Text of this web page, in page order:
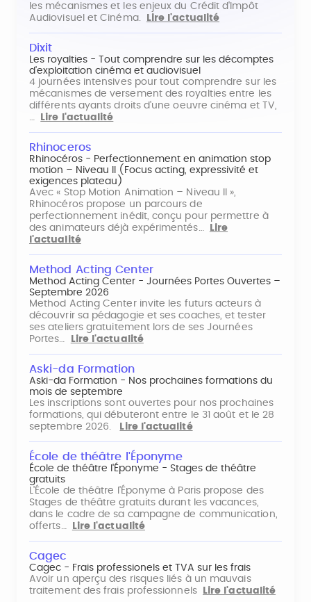
les mécanismes et les enjeux du Crédit d'Impôt
Audiovisuel et Cinéma.
Lire l'actualité
Dixit
Les royalties - Tout comprendre sur les décomptes
d'exploitation cinéma et audiovisuel
4 journées intensives pour tout comprendre sur les
mécanismes de versement des royalties entre les
différents ayants droits d'une oeuvre cinéma et TV,
…
Lire l'actualité
Rhinoceros
Rhinocéros - Perfectionnement en animation stop
motion – Niveau II (Focus acting, expressivité et
exigences plateau)
Avec « Stop Motion Animation – Niveau II »,
Rhinocéros propose un parcours de
perfectionnement inédit, conçu pour permettre à
des animateurs déjà expérimentés…
Lire
l'actualité
Method Acting Center
Method Acting Center - Journées Portes Ouvertes –
Septembre 2026
Method Acting Center invite les futurs acteurs à
découvrir sa pédagogie et ses coaches, et tester
ses ateliers gratuitement lors de ses Journées
Portes…
Lire l'actualité
Aski-da Formation
Aski-da Formation - Nos prochaines formations du
mois de septembre
Les inscriptions sont ouvertes pour nos prochaines
formations, qui débuteront entre le 31 août et le 28
septembre 2026.
Lire l'actualité
École de théâtre l'Éponyme
École de théâtre l'Éponyme - Stages de théâtre
gratuits
L'École de théâtre l'Éponyme à Paris propose des
Stages de théâtre gratuits durant les vacances,
dans le cadre de sa campagne de communication,
offerts…
Lire l'actualité
Cagec
Cagec - Frais professionels et TVA sur les frais
Avoir un aperçu des risques liés à un mauvais
traitement des frais professionnels
Lire l'actualité